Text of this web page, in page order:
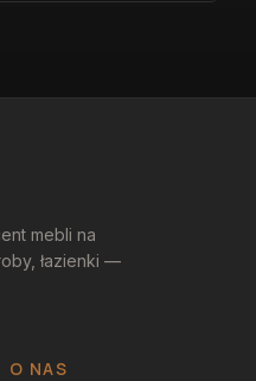
mebli na
łazienki —
O NAS